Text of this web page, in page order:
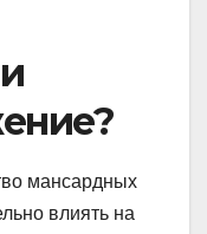
мансардных
влиять на